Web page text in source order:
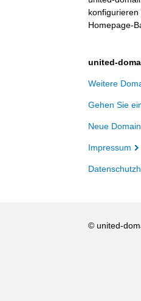
konfigurieren
Homepage-
united-
Weitere
Gehen Sie
Neue
Impressum
© united-